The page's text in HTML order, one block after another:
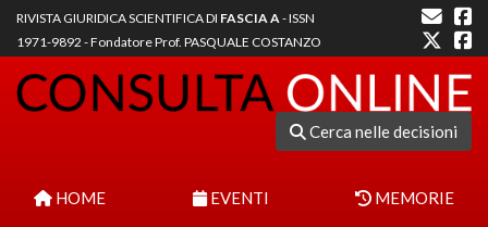
RIVISTA GIURIDICA SCIENTIFICA DI FASCIA A- ISSN
1971-9892 - Fondatore Prof. PASQUALE COSTANZO
Cerca nelle decisioni
HOME EVENTI MEMORIE